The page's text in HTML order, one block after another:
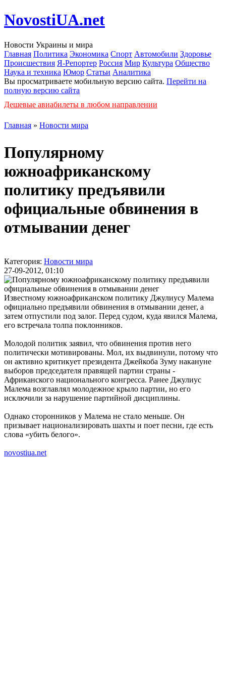
NovostiUA.net
Новости Украины и мира
Главная Политика Экономика Спорт Автомобили Здоровье
Происшествия Я-Репортер Россия Мир Культура Общество
Наука и техника Юмор Статьи Аналитика
Вы просматриваете мобильную версию сайта. Перейти на
полную версию сайта
Дешевые авиабилеты в любом направлении
Главная » Новости мира
Популярному
южноафриканскому
политику предъявили
официальные обвинения в
отмывании денег
Категория: Новости мира
27-09-2012, 01:10
Известному южноафриканском политику Джулиусу Малема
официально предъявили обвинения в отмывании денег, а
затем отпустили под залог. Перед судом, куда явился Малема,
его встречала толпа поклонников.
Молодой политик заявил, что обвинения против него
политически мотивированы. Мол, их выдвинули, потому что
он активно критикует президента Джейкоба Зуму накануне
выборов председателя правящей партии страны -
Африканского национального конгресса. Ранее Джулиус
Малема возглавлял молодежное крыло партии, но его
исключили за нарушение партийной дисциплины.
Однако сторонников у Малема не стало меньше. Он
призывает национализировать шахты и поет песни, где есть
слова «убить белого».
novostiua.net